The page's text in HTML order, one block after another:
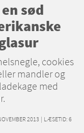
sød
cookies
mandler og
med
2013 | LÆSETID: 6